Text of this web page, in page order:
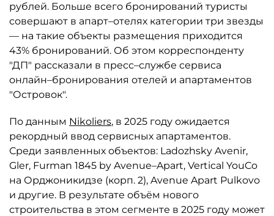
рублей. Больше всего бронирований туристы
совершают в апарт–отелях категории три звезды
— на такие объекты размещения приходится
43% бронирований. Об этом корреспонденту
"ДП" рассказали в пресс–службе сервиса
онлайн–бронирования отелей и апартаментов
"Островок".
По данным Nikoliers, в 2025 году ожидается
рекордный ввод сервисных апартаментов.
Среди заявленных объектов: Ladozhsky Avenir,
Gler, Furman 1845 by Avenue–Apart, Vertical YouCo
на Орджоникидзе (корп. 2), Avenue Apart Pulkovo
и другие. В результате объём нового
строительства в этом сегменте в 2025 году может